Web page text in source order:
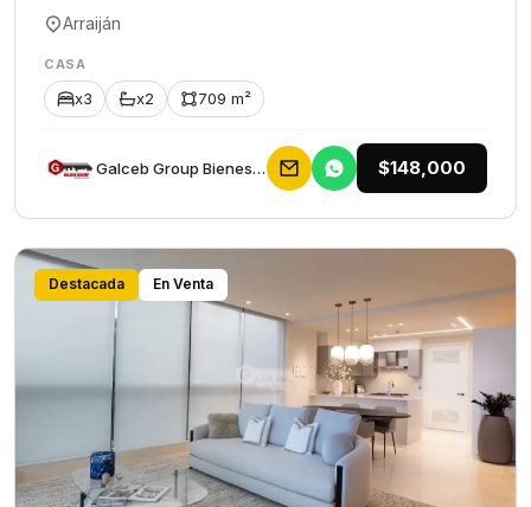
Arraiján
CASA
x3 x2 709 m²
Galceb Group Bienes Raices $148,000
Destacada En Venta